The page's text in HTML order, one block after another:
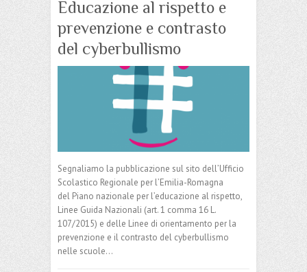
Educazione al rispetto e
prevenzione e contrasto
del cyberbullismo
Segnaliamo la pubblicazione sul sito dell’Ufficio
Scolastico Regionale per l’Emilia-Romagna
del Piano nazionale per l’educazione al rispetto,
Linee Guida Nazionali (art. 1 comma 16 L.
107/2015) e delle Linee di orientamento per la
prevenzione e il contrasto del cyberbullismo
nelle scuole…